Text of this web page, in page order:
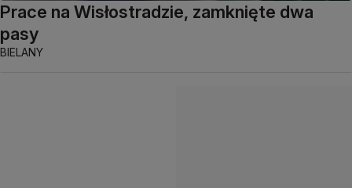
Prace na Wisłostradzie, zamknięte dwa
pasy
BIELANY